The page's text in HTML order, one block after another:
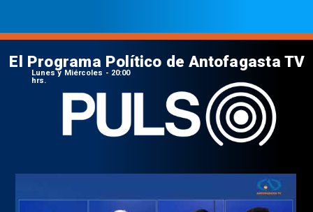
El Programa Político de Antofagasta TV
Lunes y Miércoles - 20:00
hrs.